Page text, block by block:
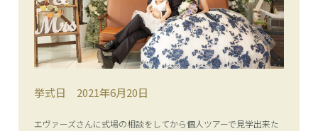
挙式日 2021年6月20日
エヴァーズさんに式場の相談をしてから個人ツアーで見学出来た